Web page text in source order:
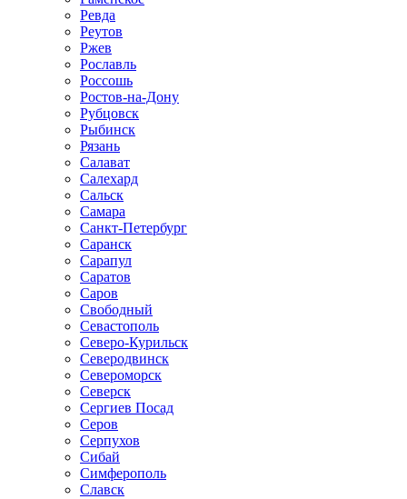
Ревда
Реутов
Ржев
Рославль
Россошь
Ростов-на-Дону
Рубцовск
Рыбинск
Рязань
Салават
Салехард
Сальск
Самара
Санкт-Петербург
Саранск
Сарапул
Саратов
Саров
Свободный
Севастополь
Северо-Курильск
Северодвинск
Североморск
Северск
Сергиев Посад
Серов
Серпухов
Сибай
Симферополь
Славск